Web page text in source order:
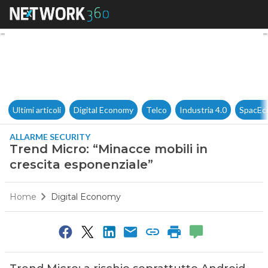
Trend Micro: “Minacce
Ultimi articoli Digital Economy Telco Industria 4.0
ALLARME SECURITY
Trend Micro: “Minacce mobili in
crescita esponenziale”
Home Digital Economy